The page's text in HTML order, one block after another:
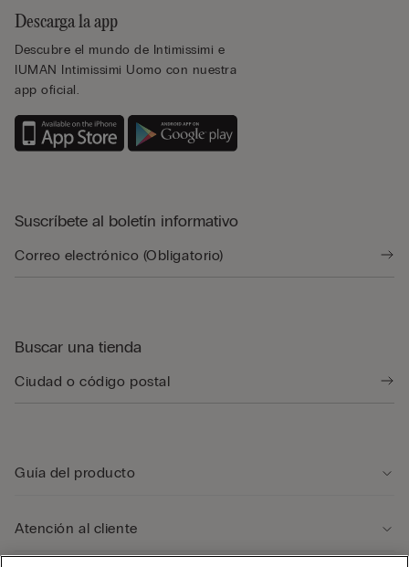
Descarga la app
Descubre el mundo de Intimissimi e
IUMAN Intimissimi Uomo con nuestra
app oficial.
Suscríbete al boletín informativo
Buscar una tienda
Guía del producto
Atención al cliente